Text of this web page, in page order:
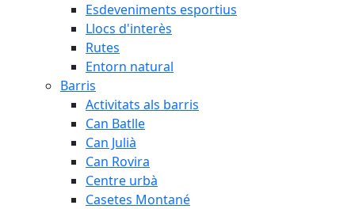
Esdeveniments esportius
Llocs d'interès
Rutes
Entorn natural
Barris
Activitats als barris
Can Batlle
Can Julià
Can Rovira
Centre urbà
Casetes Montané